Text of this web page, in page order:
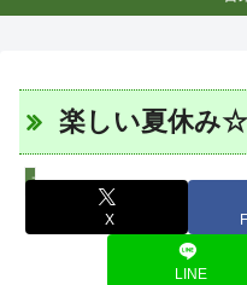
楽しい夏休み
スタッフツアー日誌
X
LINE